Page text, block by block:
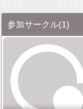
参加サークル(1)